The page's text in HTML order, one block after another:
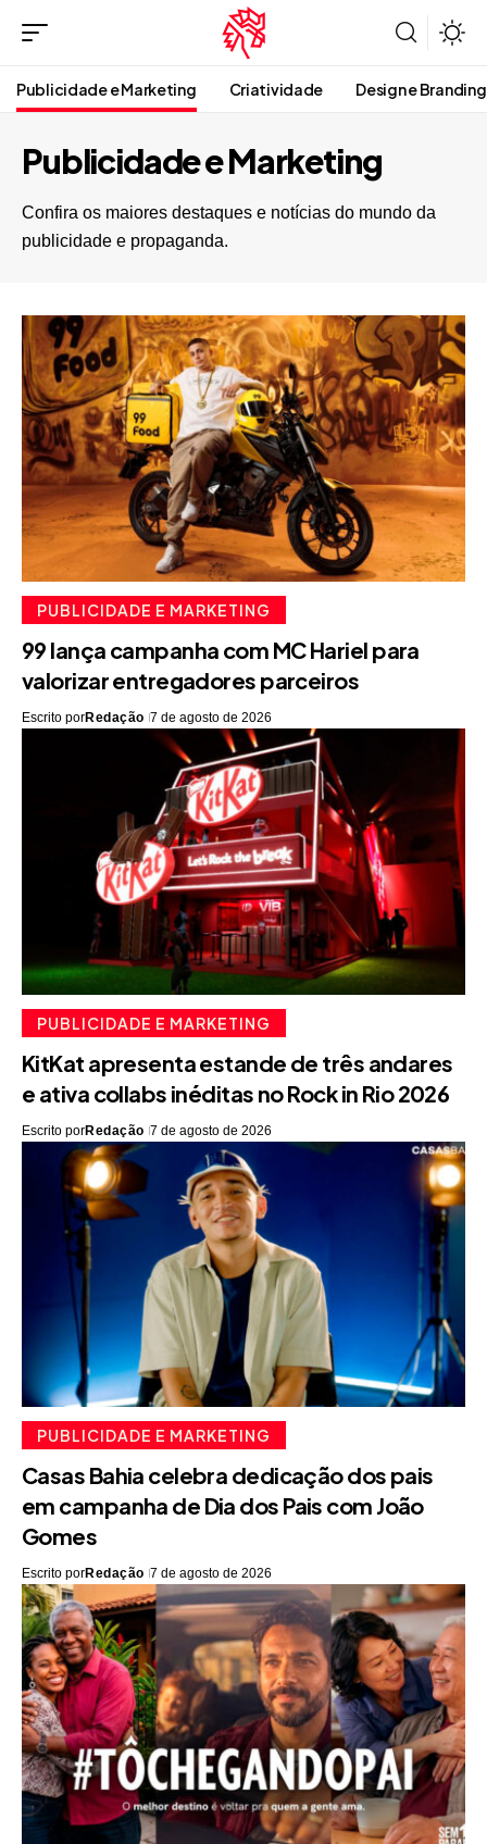
Publicidade e Marketing Criatividade Design e Branding
Publicidade e Marketing
Confira os maiores destaques e notícias do mundo da
publicidade e propaganda.
PUBLICIDADE E MARKETING
99 lança campanha com MC Hariel para
valorizar entregadores parceiros
Escrito porRedação 7 de agosto de 2026
PUBLICIDADE E MARKETING
KitKat apresenta estande de três andares
e ativa collabs inéditas no Rock in Rio 2026
Escrito porRedação 7 de agosto de 2026
PUBLICIDADE E MARKETING
Casas Bahia celebra dedicação dos pais
em campanha de Dia dos Pais com João
Gomes
Escrito porRedação 7 de agosto de 2026